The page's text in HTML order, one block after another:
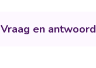
Vraag en antwoord